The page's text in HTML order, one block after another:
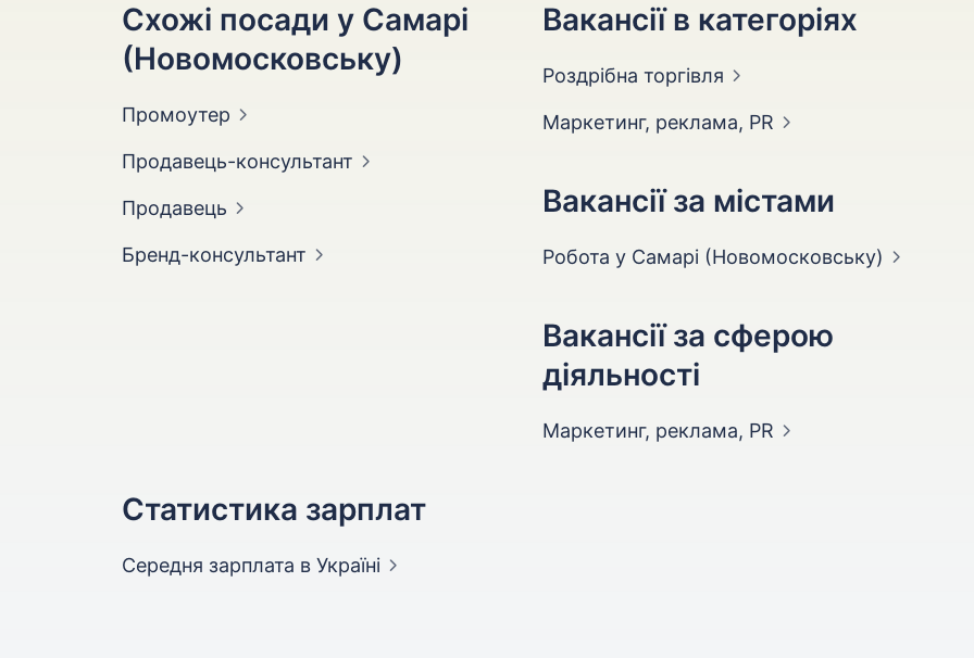
Схожі посади у Самарі
(Новомосковську)
Промоутер
Продавець-консультант
Продавець
Бренд-консультант
Вакансії в категоріях
Роздрібна торгівля
Маркетинг, реклама, PR
Вакансії за містами
Робота у Самарі (Новомосковську)
Вакансії за сферою
діяльності
Маркетинг, реклама, PR
Статистика зарплат
Середня зарплата в Україні